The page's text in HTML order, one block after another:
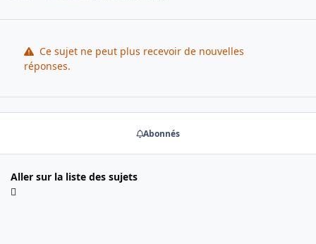
Ce sujet ne peut plus recevoir de nouvelles
réponses.
Abonnés
Aller sur la liste des sujets